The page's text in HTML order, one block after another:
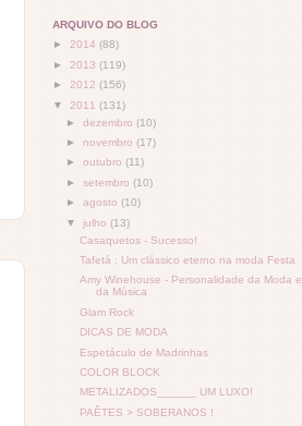
ARQUIVO DO BLOG
► 2014 (88)
► 2013 (119)
► 2012 (156)
▼ 2011 (131)
► dezembro (10)
► novembro (17)
► outubro (11)
► setembro (10)
► agosto (10)
▼ julho (13)
Casaquetos - Sucesso!
Tafetá : Um clássico eterno na moda Festa
Amy Winehouse - Personalidade da Moda e
da Música
Glam Rock
DICAS DE MODA
Espetáculo de Madrinhas
COLOR BLOCK
METALIZADOS______ UM LUXO!
PAÊTES > SOBERANOS !